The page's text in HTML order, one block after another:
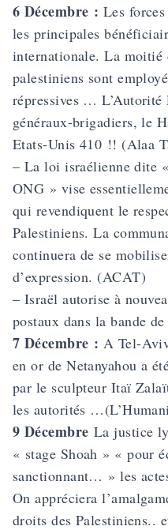
6 Décembre : Les
les principales
internationale. La moitié
palestiniens sont
répressives … L’Autorité
généraux-brigadiers, le
Etats-Unis 410 !! (Alaa
– La loi israélienne dite
ONG » vise
qui revendiquent le
Palestiniens. La
continuera de se
d’expression. (ACAT)
– Israël autorise à
postaux dans la bande
7 Décembre : A Tel-
en or de Netanyahou a
par le sculpteur Itaï
les autorités
9 Décembre La justice
« stage Shoah » « pour
sanctionnant… » les
On appréciera
droits des Palestiniens..